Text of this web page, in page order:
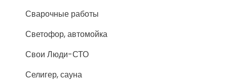
Сварочные работы
Светофор, автомойка
Свои Люди-СТО
Селигер, сауна